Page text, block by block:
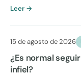
Leer →
15 de agosto de 2026
¿Es normal
infiel?